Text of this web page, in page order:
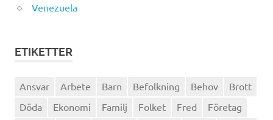
Venezuela
ETIKETTER
Ansvar Arbete Barn Befolkning Behov
Brott
Döda
Ekonomi Familj Folket Fred
Företag